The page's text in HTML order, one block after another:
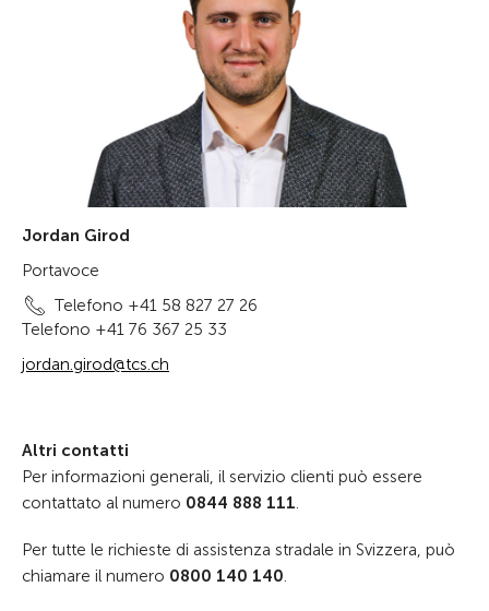
Jordan Girod
Portavoce
Telefono +41 58 827 27 26
Telefono +41 76 367 25 33
jordan.girod@tcs.ch
Altri contatti
Per informazioni generali, il servizio clienti può essere
contattato al numero 0844 888 111
Per tutte le richieste di assistenza stradale in Svizzera, può
chiamare il numero 0800 140 140